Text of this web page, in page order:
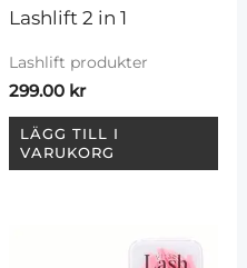
Lashlift 2 in 1
Lashlift produkter
299.00 kr
LÄGG TILL I
VARUKORG